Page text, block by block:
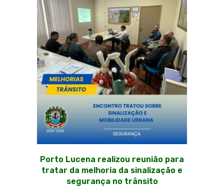
Porto Lucena realizou reunião para
tratar da melhoria da sinalização e
segurança no trânsito